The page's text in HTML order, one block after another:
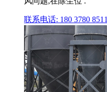
联系电话: 180 3780 8511